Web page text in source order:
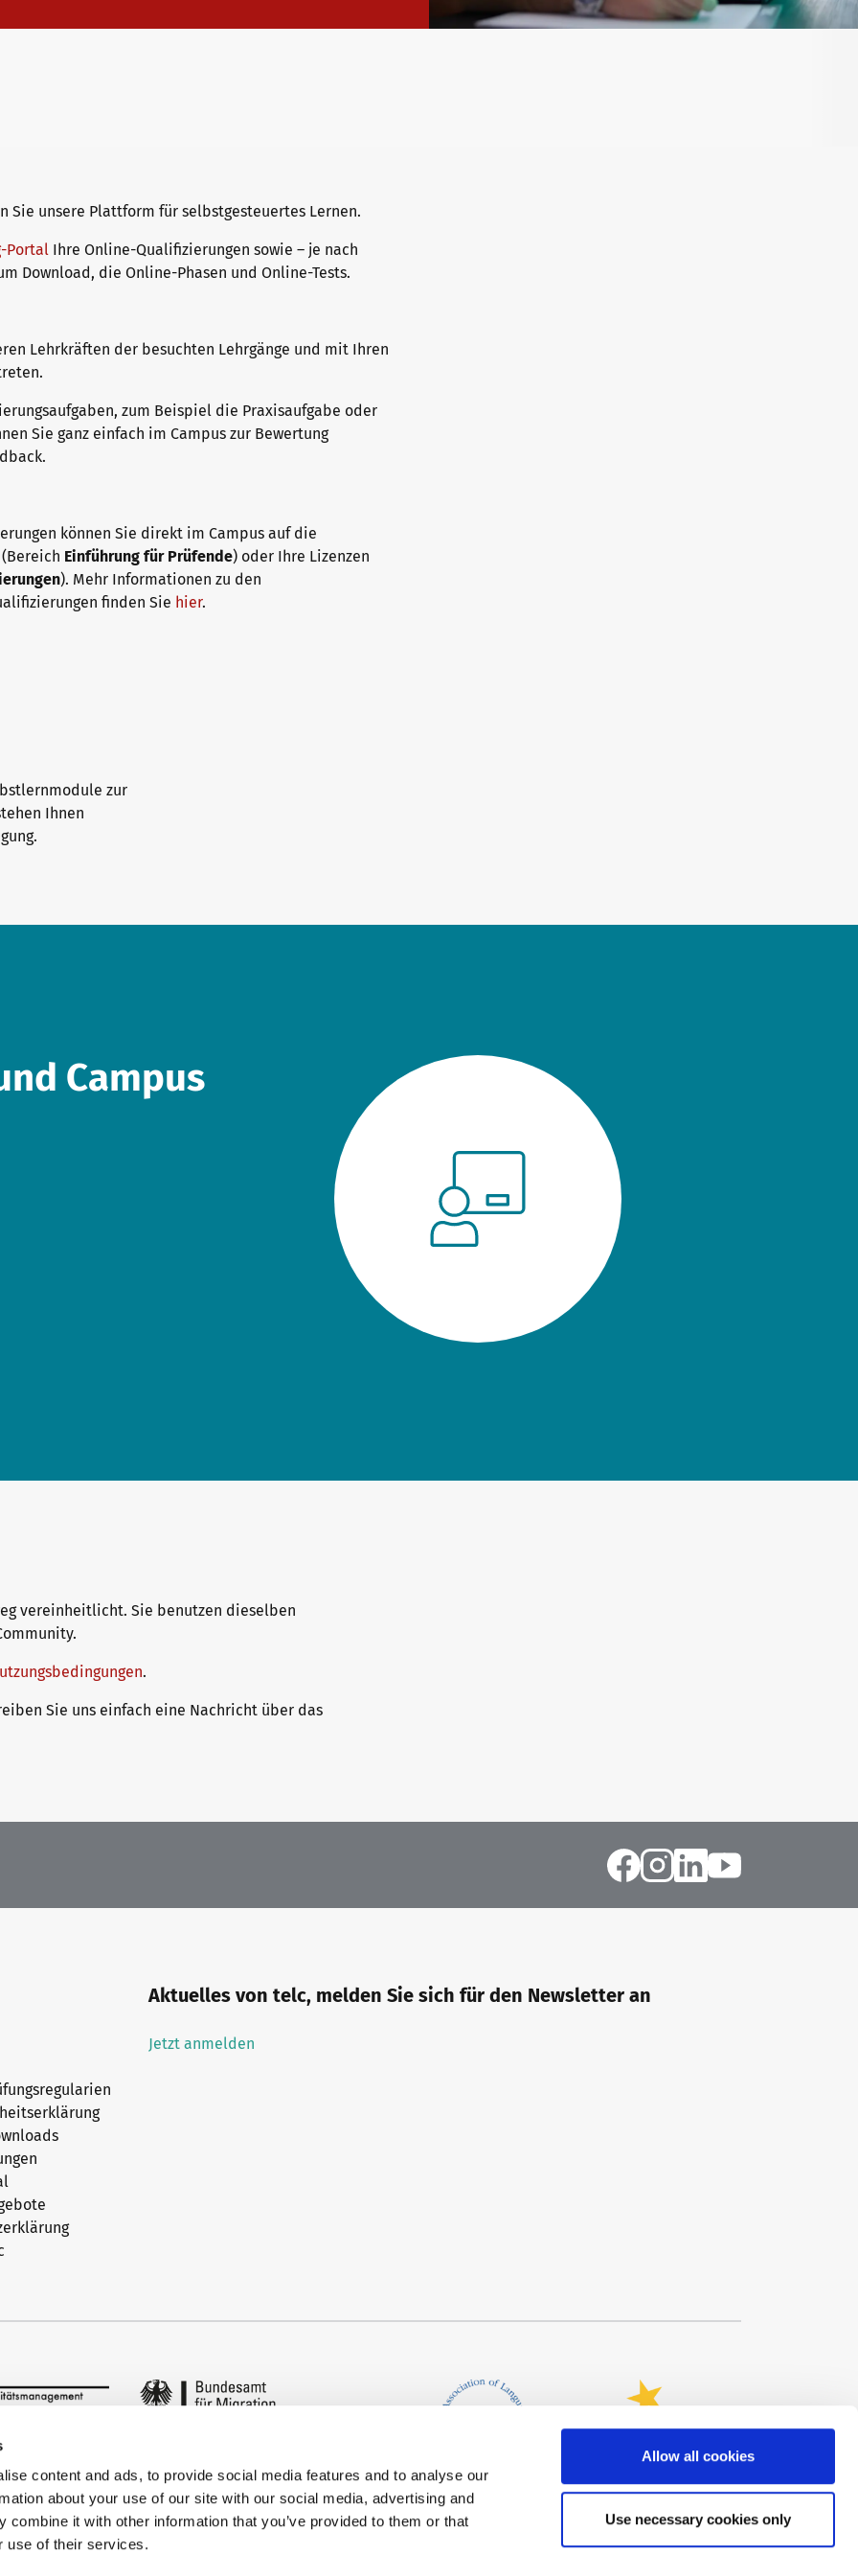
content and ads, to provide social media features and to analyse our
about your use of our site with our social media, advertising and
combine it with other information that you’ve provided to them or that
use of their services.
Allow all cookies
Use necessary cookies only
Sie unsere Plattform für selbstgesteuertes Lernen.
Portal Ihre Online-Qualifizierungen sowie – je nach
Download, die Online-Phasen und Online-Tests.
Lehrkräften der besuchten Lehrgänge und mit Ihren
zum Beispiel die Praxisaufgabe oder
Sie ganz einfach im Campus zur Bewertung
können Sie direkt im Campus auf die
Einführung für Prüfende) oder Ihre Lizenzen
). Mehr Informationen zu den
finden Sie hier.
zur
Ihnen
Campus
vereinheitlicht. Sie benutzen dieselben
.
Sie uns einfach eine Nachricht über das
Aktuelles von telc, melden Sie sich für den Newsletter an
Jetzt anmelden